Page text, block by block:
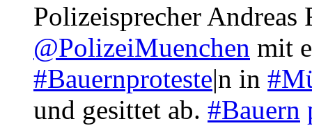
Polizeisprecher Andreas
@PolizeiMuenchen mit
#Bauernproteste|n in
und gesittet ab. #Bauern